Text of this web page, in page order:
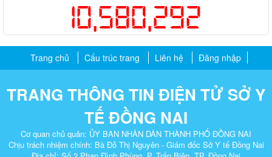
10,580,292
Trang chủ Cấu trúc trang Liên hệ Đăng nhập
TRANG THÔNG TIN ĐIỆN TỬ SỞ Y
TẾ ĐỒNG NAI
Cơ quan chủ quản: ỦY BAN NHÂN DÂN THÀNH PHỐ ĐỒNG NAI
Chịu trách nhiệm chính: Bà Đỗ Thị Nguyên - Giám đốc Sở Y tế Đồng Nai